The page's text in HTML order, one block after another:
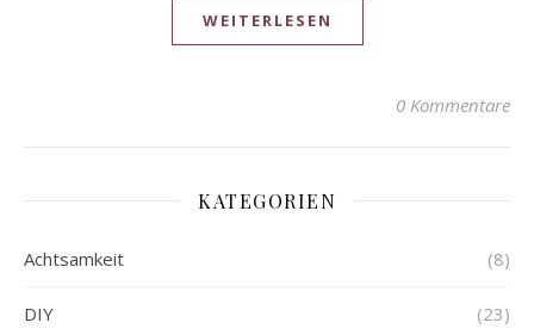
WEITERLESEN
0 Kommentare
KATEGORIEN
Achtsamkeit (8)
DIY (23)